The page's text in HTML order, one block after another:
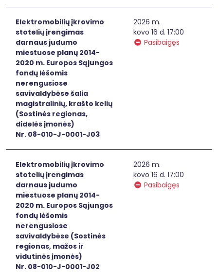
Elektromobilių įkrovimo
stotelių įrengimas
darnaus judumo
miestuose planų 2014-
2020 m. Europos Sąjungos
fondų lėšomis
nerengusiose
savivaldybėse šalia
magistralinių, krašto kelių
(Sostinės regionas,
didelės įmonės)
Nr. 08-010-J-0001-J03
2026 m.
kovo 16 d. 17:00
Pasibaigęs
Elektromobilių įkrovimo
stotelių įrengimas
darnaus judumo
miestuose planų 2014-
2020 m. Europos Sąjungos
fondų lėšomis
nerengusiose
savivaldybėse (Sostinės
regionas, mažos ir
vidutinės įmonės)
Nr. 08-010-J-0001-J02
2026 m.
kovo 16 d. 17:00
Pasibaigęs